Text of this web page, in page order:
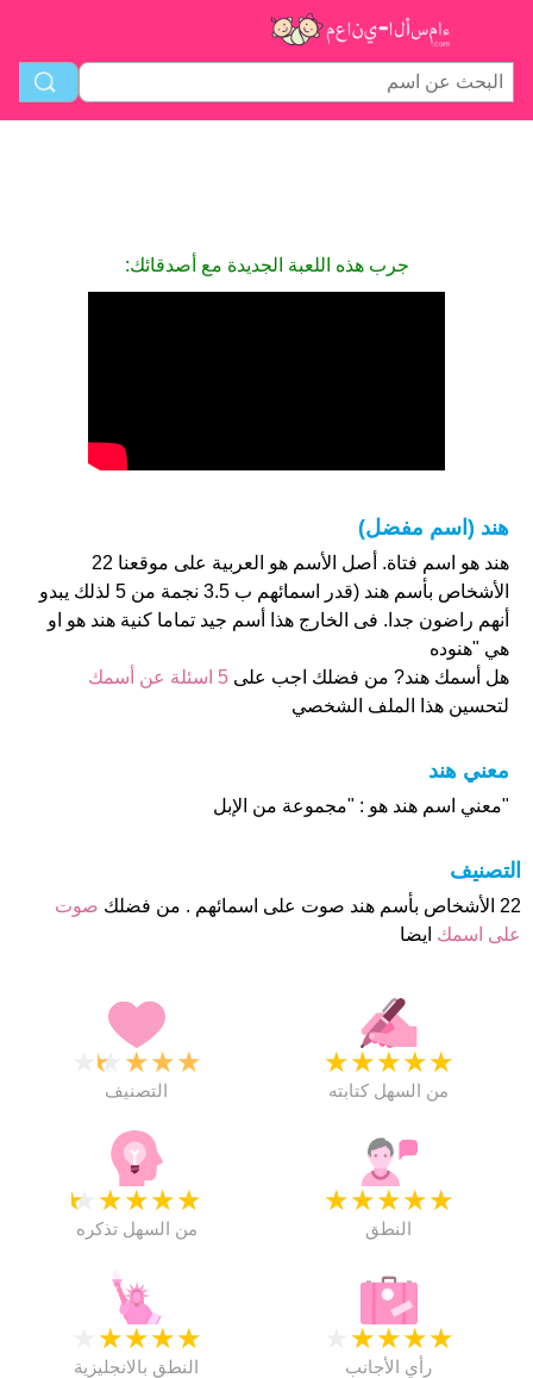
جرب هذه اللعبة الجديدة مع أصدقائك:
هند (اسم مفضل)
هند هو اسم فتاة. أصل الأسم هو العربية على موقعنا 22
الأشخاص بأسم هند (قدر اسمائهم ب 3.5 نجمة من 5 لذلك يبدو
أنهم راضون جدا. فى الخارج هذا أسم جيد تماما كنية هند هو او
هي "هنوده
هل أسمك هند? من فضلك اجب على 5 اسئلة عن أسمك
لتحسين هذا الملف الشخصي
معني هند
"معني اسم هند هو : "مجموعة من الإبل
التصنيف
22 الأشخاص بأسم هند صوت على اسمائهم . من فضلك
صوت
على اسمك ايضا
★
★
★
★
التصنيف
★
★
★
★
★
من السهل كتابته
★
★
★
★
★
من السهل تذكره
★
★
★
★
★
النطق
★
★
★
★
النطق بالانجليزية
★
★
★
★
رأي الأجانب